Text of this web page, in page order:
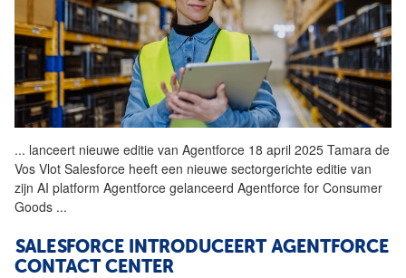
... lanceert nieuwe editie van Agentforce 18 april 2025 Tamara de
Vos Vlot Salesforce heeft een nieuwe sectorgerichte editie van
zijn AI platform Agentforce gelanceerd Agentforce for Consumer
Goods ...
SALESFORCE INTRODUCEERT AGENTFORCE
CONTACT CENTER